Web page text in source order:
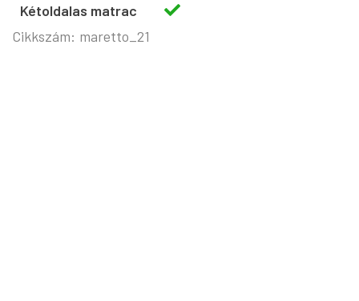
Kétoldalas matrac
Cikkszám: maretto_21